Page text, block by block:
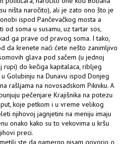
ništa naročito), ali je zato ono što je
ispod Pančevačkog mosta a
soma u susamu, uz tartar sos,
ga prave od pravog soma. I tako,
da krenete naći ćete nešto zanimljivo
glava pod sačem (u jednoj
rupi) do kečiga kapitalaca, ribljeg
Golubinju na Dunavu ispod Donjeg
rašljama na novosadskom Pikniku. A
pečenjare Krajišnika na potezu
koje petkom i u vreme velikog
njihovoj jagnjetini na meniju imaju
onako kako su to vekovima u kršu
preci.
ste da namerno nisam govorio o